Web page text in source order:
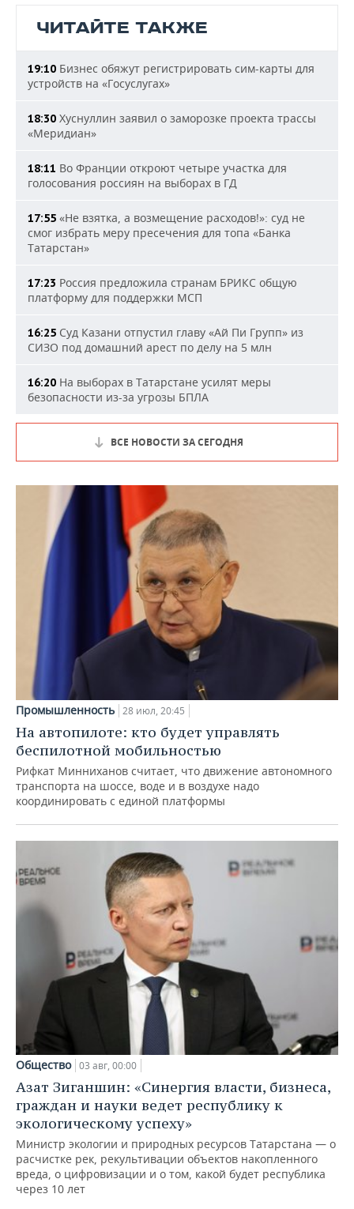
ЧИТАЙТЕ ТАКЖЕ
19:10 Бизнес обяжут регистрировать сим-карты для
устройств на «Госуслугах»
18:30 Хуснуллин заявил о заморозке проекта трассы
«Меридиан»
18:11 Во Франции откроют четыре участка для
голосования россиян на выборах в ГД
17:55 «Не взятка, а возмещение расходов!»: суд не
смог избрать меру пресечения для топа «Банка
Татарстан»
17:23 Россия предложила странам БРИКС общую
платформу для поддержки МСП
16:25 Суд Казани отпустил главу «Ай Пи Групп» из
СИЗО под домашний арест по делу на 5 млн
16:20 На выборах в Татарстане усилят меры
безопасности из-за угрозы БПЛА
ВСЕ НОВОСТИ ЗА СЕГОДНЯ
Промышленность 28 июл, 20:45
На автопилоте: кто будет управлять
беспилотной мобильностью
Рифкат Минниханов считает, что движение автономного
транспорта на шоссе, воде и в воздухе надо
координировать с единой платформы
Общество 03 авг, 00:00
Азат Зиганшин: «Синергия власти, бизнеса,
граждан и науки ведет республику к
экологическому успеху»
Министр экологии и природных ресурсов Татарстана — о
расчистке рек, рекультивации объектов накопленного
вреда, о цифровизации и о том, какой будет республика
через 10 лет